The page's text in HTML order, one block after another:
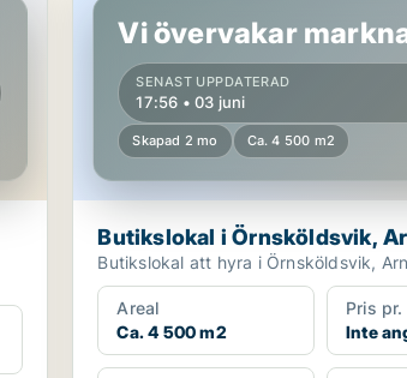
Vi övervakar
SENAST UPPDATERAD
17:56 • 03 juni
Skapad 2 mo Ca. 4 500 m2
Butikslokal i Örnsköldsvik,
Butikslokal att hyra i Örnsköldsvik,
Areal
Ca. 4 500 m2
Pris pr.
Inte